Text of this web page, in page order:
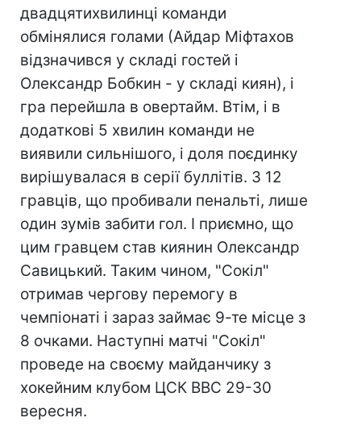
двадцятихвилинці команди
обмінялися голами (Айдар Міфтахов
відзначився у складі гостей і
Олександр Бобкин - у складі киян), і
гра перейшла в овертайм. Втім, і в
додаткові 5 хвилин команди не
виявили сильнішого, і доля поєдинку
вирішувалася в серії буллітів. З 12
гравців, що пробивали пенальті, лише
один зумів забити гол. І приємно, що
цим гравцем став киянин Олександр
Савицький. Таким чином, "Сокіл"
отримав чергову перемогу в
чемпіонаті і зараз займає 9-те місце з
8 очками. Наступні матчі "Сокіл"
проведе на своєму майданчику з
хокейним клубом ЦСК ВВС 29-30
вересня.